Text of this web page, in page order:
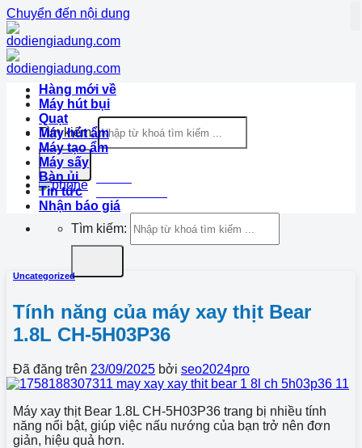
Chuyển đến nội dung
Tìm kiếm:
Tìm kiếm:
Hàng mới về
Máy hút bụi
Quạt
Máy hút ẩm
Máy tạo ẩm
Máy sấy
Bàn ủi
Tin tức
Nhận báo giá
Uncategorized
Tính năng của máy xay thịt Bear
1.8L CH-5H03P36
Đã đăng trên 23/09/2025 bởi seo2024pro
Máy xay thịt Bear 1.8L CH-5H03P36 trang bị nhiều tính
năng nổi bật, giúp việc nấu nướng của bạn trở nên đơn
giản, hiệu quả hơn.